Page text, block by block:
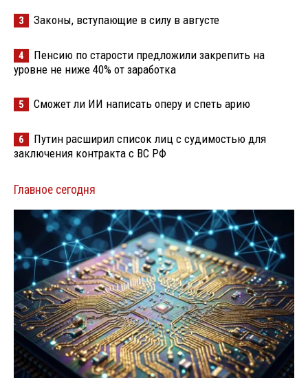
3 Законы, вступающие в силу в августе
4
Пенсию по старости предложили закрепить на
уровне не ниже 40% от заработка
5 Сможет ли ИИ написать оперу и спеть арию
6
Путин расширил список лиц с судимостью для
заключения контракта с ВС РФ
Главное сегодня